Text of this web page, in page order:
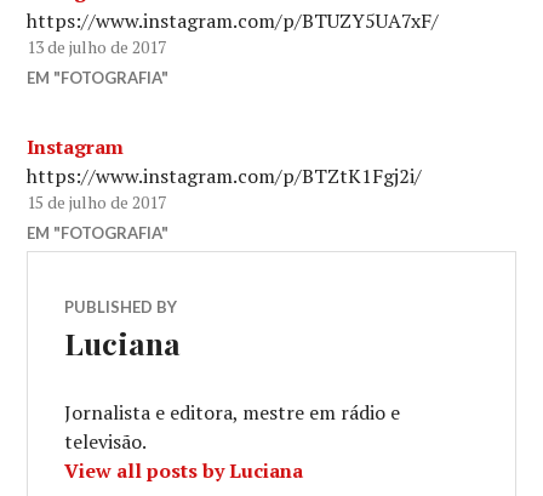
https://www.instagram.com/p/BTUZY5UA7xF/
13 de julho de 2017
EM "FOTOGRAFIA"
Instagram
https://www.instagram.com/p/BTZtK1Fgj2i/
15 de julho de 2017
EM "FOTOGRAFIA"
PUBLISHED BY
Luciana
Jornalista e editora, mestre em rádio e
televisão.
View all posts by Luciana